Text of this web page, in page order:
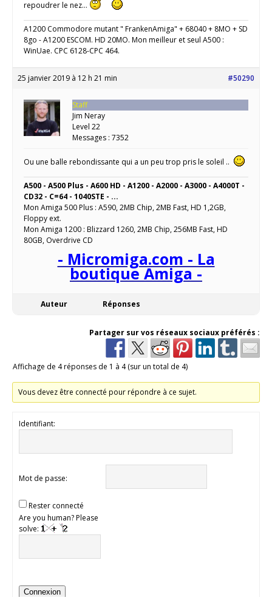
repoudrer le nez…
A1200 Commodore mutant " FrankenAmiga" + 68040 + 8MO + SD
8go - A1200 ESCOM. HD 20MO. Mon meilleur et seul A500 :
WinUae. CPC 6128-CPC 464.
25 janvier 2019 à 12 h 21 min #50290
Staff
Jim Neray
Level 22
Messages : 7352
Ou une balle rebondissante qui a un peu trop pris le soleil ..
A500 - A500 Plus - A600 HD - A1200 - A2000 - A3000 - A4000T -
CD32 - C=64 - 1040STE - ...
Mon Amiga 500 Plus : A590, 2MB Chip, 2MB Fast, HD 1,2GB,
Floppy ext.
Mon Amiga 1200 : Blizzard 1260, 2MB Chip, 256MB Fast, HD
80GB, Overdrive CD
- Micromiga.com - La
boutique Amiga -
Auteur Réponses
Partager sur vos réseaux sociaux préférés :
Affichage de 4 réponses de 1 à 4 (sur un total de 4)
Vous devez être connecté pour répondre à ce sujet.
Identifiant:
Mot de passe:
Rester connecté
Are you human? Please
solve:
Connexion